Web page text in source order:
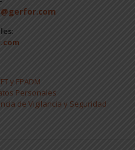
:
y FPADM
Personales
de Vigilancia y Seguridad